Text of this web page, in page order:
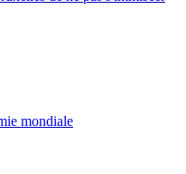
mondiale